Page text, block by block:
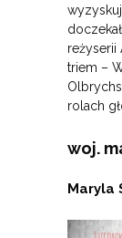
reżyserii
triem –
rolach
woj.
Maryla